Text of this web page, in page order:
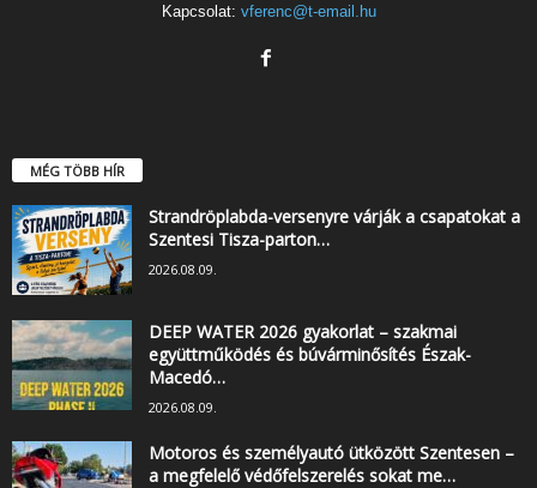
Kapcsolat: vferenc@t-email.hu
MÉG TÖBB HÍR
Strandröplabda-versenyre várják a csapatokat a
Szentesi Tisza-parton…
2026.08.09.
DEEP WATER 2026 gyakorlat – szakmai
együttműködés és búvárminősítés Észak-
Macedó…
2026.08.09.
Motoros és személyautó ütközött Szentesen –
a megfelelő védőfelszerelés sokat me…